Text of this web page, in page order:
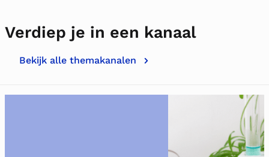
Verdiep je in een kanaal
Bekijk alle themakanalen